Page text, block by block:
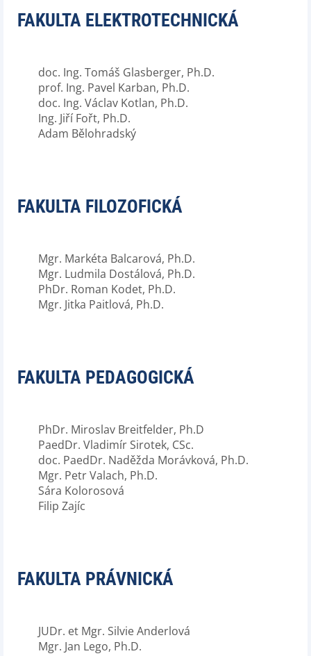
FAKULTA ELEKTROTECHNICKÁ
doc. Ing. Tomáš Glasberger, Ph.D.
prof. Ing. Pavel Karban, Ph.D.
doc. Ing. Václav Kotlan, Ph.D.
Ing. Jiří Fořt, Ph.D.
Adam Bělohradský
FAKULTA FILOZOFICKÁ
Mgr. Markéta Balcarová, Ph.D.
Mgr. Ludmila Dostálová, Ph.D.
PhDr. Roman Kodet, Ph.D.
Mgr. Jitka Paitlová, Ph.D.
FAKULTA PEDAGOGICKÁ
PhDr. Miroslav Breitfelder, Ph.D
PaedDr. Vladimír Sirotek, CSc.
doc. PaedDr. Naděžda Morávková, Ph.D.
Mgr. Petr Valach, Ph.D.
Sára Kolorosová
Filip Zajíc
FAKULTA PRÁVNICKÁ
JUDr. et Mgr. Silvie Anderlová
Mgr. Jan Lego, Ph.D.